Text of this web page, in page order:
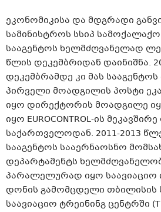
ეკონომიკისა და მდგრადი
სამინისტროს სსიპ სამოქალაქო
სააგენტოს ხელმძღვანელად
წლის დეკემბრიდან დაინიშნა.
დეკემბრამდე კი მას
პირველი მოადგილის პოსტი
იყო დირექტორის მოადგილე
იყო EUROCONTROL-ის
საქართველოდან. 2011-2013
სააგენტოს სააერნაოსნო
დეპარტამენტს
პარალელურად იყო საავიაციო
დონის გამომცდელი
საავიაციო ტრეინინგ ცენტრში